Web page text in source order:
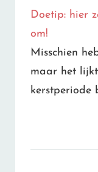
Doetip: hier
om!
Misschien
maar het
kerstperiode